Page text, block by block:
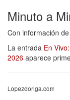
Minuto a
Con información
La entrada En
2026 aparece
Lopezdoriga.com